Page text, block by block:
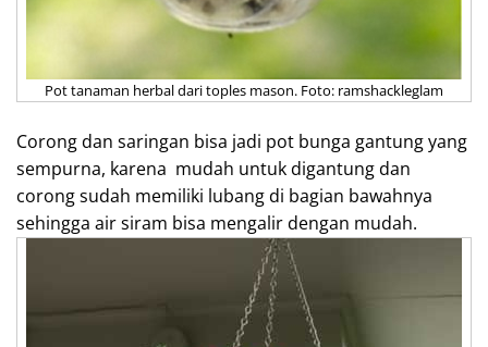
Pot tanaman herbal dari toples mason. Foto: ramshackleglam
Corong dan saringan bisa jadi pot bunga gantung yang
sempurna, karena mudah untuk digantung dan
corong sudah memiliki lubang di bagian bawahnya
sehingga air siram bisa mengalir dengan mudah.